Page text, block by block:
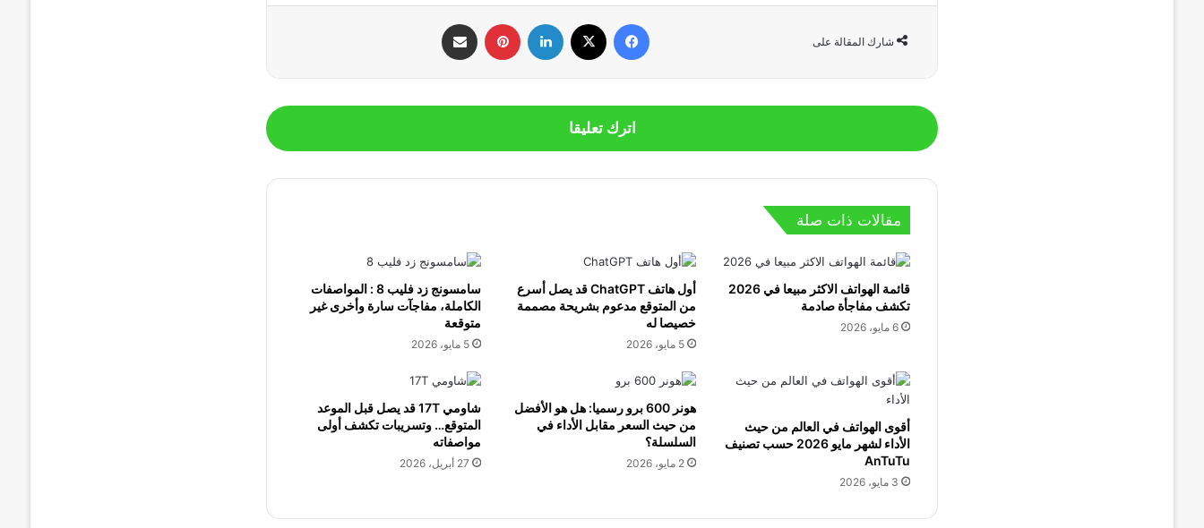
شارك المقالة على
اترك تعليقا
مقالات ذات صلة
قائمة الهواتف الاكثر مبيعا في 2026
تكشف مفاجأة صادمة
6 مايو، 2026
أول هاتف ChatGPT قد يصل أسرع
من المتوقع مدعوم بشريحة مصممة
خصيصا له
5 مايو، 2026
سامسونج زد فليب 8 : المواصفات
الكاملة، مفاجآت سارة وأخرى غير
متوقعة
5 مايو، 2026
أقوى الهواتف في العالم من حيث
الأداء لشهر مايو 2026 حسب تصنيف
AnTuTu
3 مايو، 2026
هونر 600 برو رسميا: هل هو الأفضل
من حيث السعر مقابل الأداء في
السلسلة؟
2 مايو، 2026
شاومي 17T قد يصل قبل الموعد
المتوقع… وتسريبات تكشف أولى
مواصفاته
27 أبريل، 2026